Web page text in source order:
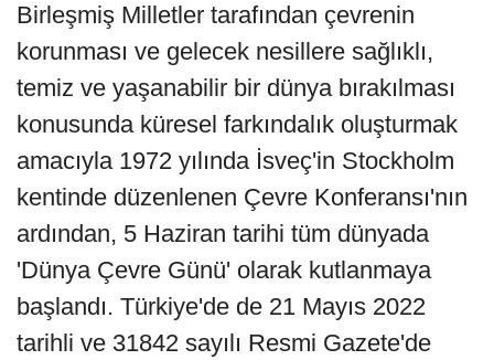
Birleşmiş Milletler tarafından çevrenin
korunması ve gelecek nesillere sağlıklı,
temiz ve yaşanabilir bir dünya bırakılması
konusunda küresel farkındalık oluşturmak
amacıyla 1972 yılında İsveç'in Stockholm
kentinde düzenlenen Çevre Konferansı'nın
ardından, 5 Haziran tarihi tüm dünyada
'Dünya Çevre Günü' olarak kutlanmaya
başlandı. Türkiye'de de 21 Mayıs 2022
tarihli ve 31842 sayılı Resmi Gazete'de